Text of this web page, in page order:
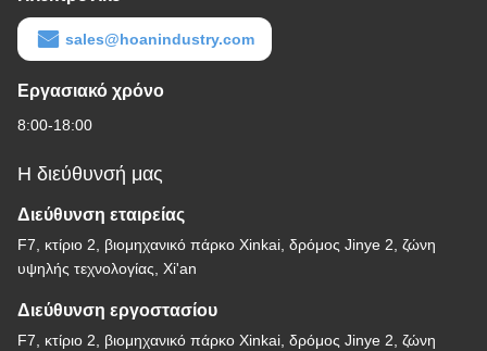
sales@hoanindustry.com
Εργασιακό χρόνο
8:00-18:00
Η διεύθυνσή μας
Διεύθυνση εταιρείας
F7, κτίριο 2, βιομηχανικό πάρκο Xinkai, δρόμος Jinye 2, ζώνη
υψηλής τεχνολογίας, Xi'an
Διεύθυνση εργοστασίου
F7, κτίριο 2, βιομηχανικό πάρκο Xinkai, δρόμος Jinye 2, ζώνη